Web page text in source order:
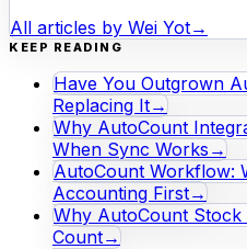
All articles by Wei Yot→
KEEP READING
Have You Outgrown
Replacing It→
Why AutoCount
When Sync Works →
AutoCount Workflow:
Accounting First→
Why AutoCount
Count→